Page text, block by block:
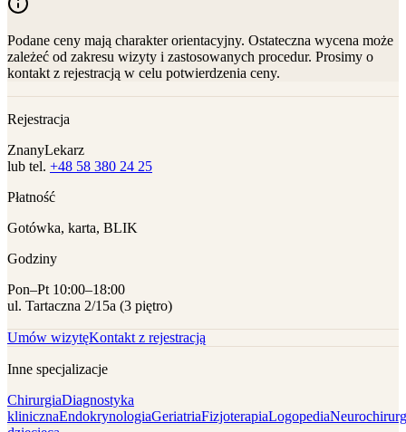
Podane ceny mają charakter orientacyjny. Ostateczna wycena może
zależeć od zakresu wizyty i zastosowanych procedur. Prosimy o
kontakt z rejestracją w celu potwierdzenia ceny.
Rejestracja
ZnanyLekarz
lub tel. +48 58 380 24 25
Płatność
Gotówka, karta, BLIK
Godziny
Pon–Pt 10:00–18:00
ul. Tartaczna 2/15a (3 piętro)
Umów wizytęKontakt z rejestracją
Inne specjalizacje
ChirurgiaDiagnostyka
klinicznaEndokrynologiaGeriatriaFizjoterapiaLogopedia